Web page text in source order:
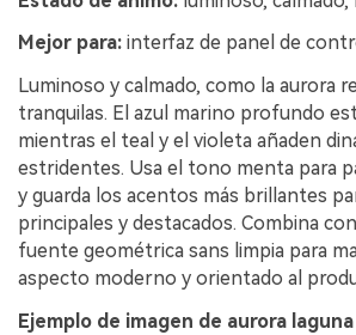
Mejor para: interfaz de panel de
Luminoso y calmado, como la aurora
tranquilas. El azul marino profundo
mientras el teal y el violeta añaden
estridentes. Usa el tono menta para
y guarda los acentos más brillantes
principales y destacados. Combina
fuente geométrica sans limpia para
aspecto moderno y orientado al
Ejemplo de imagen de aurora